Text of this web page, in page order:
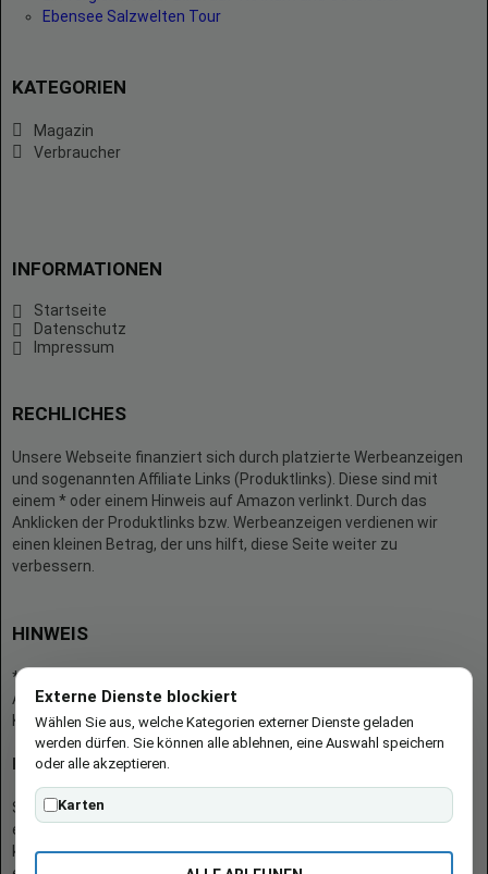
Ebensee Salzwelten Tour
KATEGORIEN
Magazin
Verbraucher
INFORMATIONEN
Startseite
Datenschutz
Impressum
RECHLICHES
Unsere Webseite finanziert sich durch platzierte Werbeanzeigen
und sogenannten Affiliate Links (Produktlinks). Diese sind mit
einem * oder einem Hinweis auf Amazon verlinkt. Durch das
Anklicken der Produktlinks bzw. Werbeanzeigen verdienen wir
einen kleinen Betrag, der uns hilft, diese Seite weiter zu
verbessern.
HINWEIS
* = Afilliate-Link (=Werbung)
Als Amazon-Partner verdient der Seitenbetreiber an qualifizierten
Käufen.
Hinweis zu Preisen und Verfügbarkeiten
Sofern Produktpreise und Verfügbarkeiten angezeigt werden,
entsprechen diese dem angegebenen Stand (Datum/Uhrzeit) und
können sich auf der verlinkten Seite jederzeit ändern. Für den Kauf
Externe Dienste blockiert
Wählen Sie aus, welche Kategorien externer Dienste geladen
werden dürfen. Sie können alle ablehnen, eine Auswahl speichern
oder alle akzeptieren.
Karten